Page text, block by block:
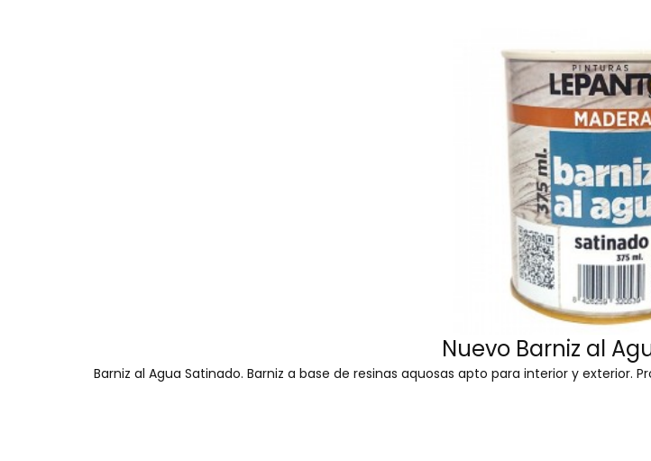
Nuevo Barniz al
Barniz al Agua Satinado. Barniz a base de resinas aquosas apto para interior y